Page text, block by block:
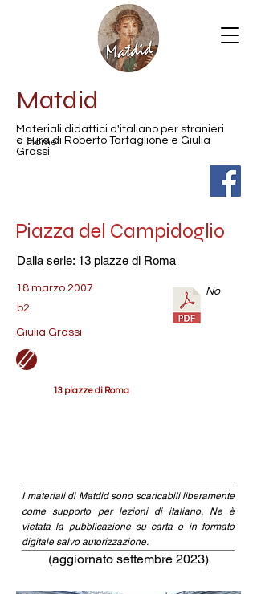
Matdid
Materiali didattici d'italiano per stranieri
a cura di Roberto Tartaglione e Giulia
Grassi
< Home
Piazza del Campidoglio
Dalla serie: 13 piazze di Roma
18 marzo 2007
b2
Giulia Grassi
No
13 piazze di Roma
I materiali di Matdid sono scaricabili liberamente
come supporto per lezioni di italiano. Ne è
vietata la pubblicazione su carta o in formato
digitale salvo autorizzazione.
(aggiornato settembre 2023)